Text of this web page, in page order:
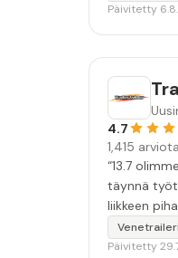
Päivitetty
4.7
1,415 arviota
“13.7
täynnä
liikkeen
ja hyvillä
Päivitetty